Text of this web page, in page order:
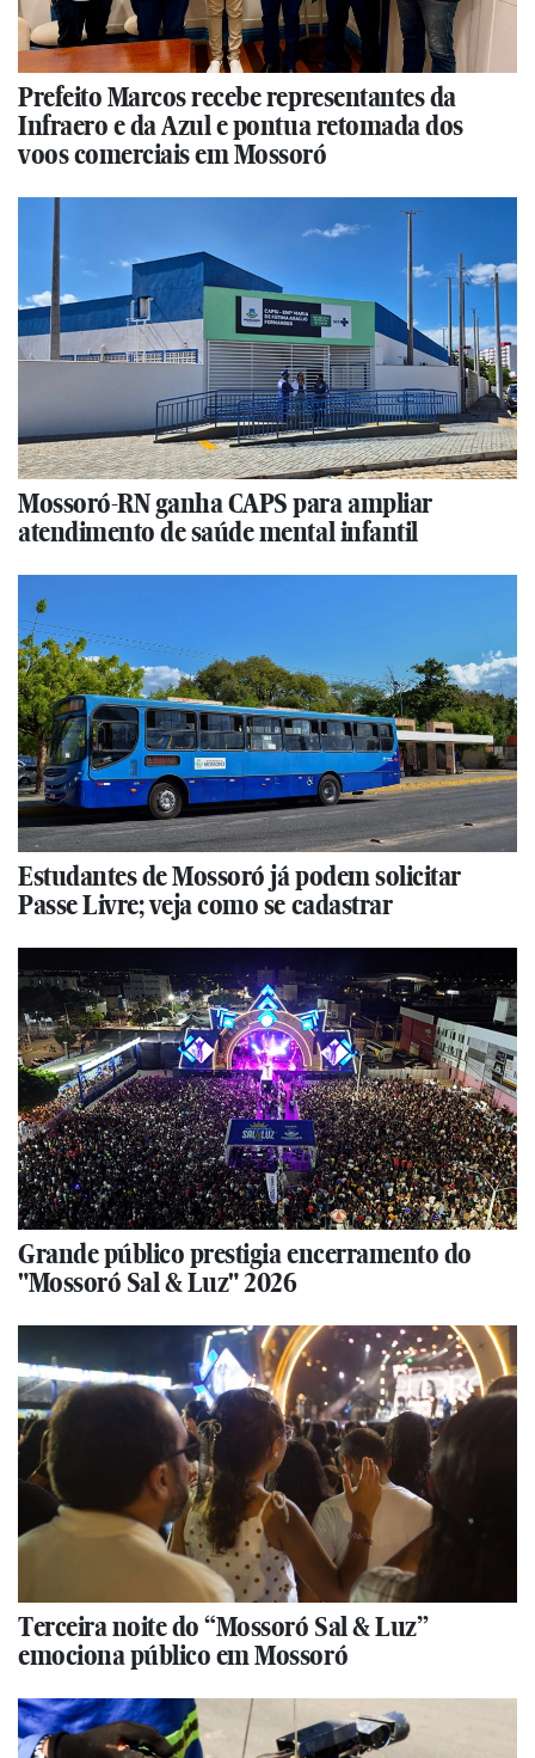
Prefeito Marcos recebe representantes da
Infraero e da Azul e pontua retomada dos
voos comerciais em Mossoró
Mossoró-RN ganha CAPS para ampliar
atendimento de saúde mental infantil
Estudantes de Mossoró já podem solicitar
Passe Livre; veja como se cadastrar
Grande público prestigia encerramento do
"Mossoró Sal & Luz" 2026
Terceira noite do “Mossoró Sal & Luz”
emociona público em Mossoró